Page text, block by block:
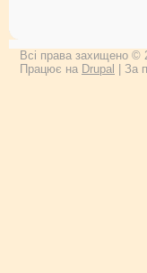
Всі права захищено ©
Працює на Drupal | За